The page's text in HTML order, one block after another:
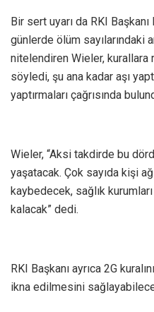
Bir sert uyarı da RKI
günlerde ölüm sayılarındaki
nitelendiren Wieler,
söyledi, şu ana kadar aşı
yaptırmaları çağrısında
Wieler, “Aksi takdirde bu
yaşatacak. Çok sayıda kişi
kaybedecek, sağlık
kalacak” dedi.
RKI Başkanı ayrıca 2G
ikna edilmesini